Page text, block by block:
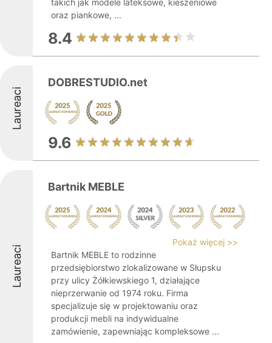
takich jak modele lateksowe, kieszeniowe
oraz piankowe, ...
8.4
Laureaci
DOBRESTUDIO.net
9.6
Laureaci
Bartnik MEBLE
Pokaż więcej >>
Bartnik MEBLE to rodzinne
przedsiębiorstwo zlokalizowane w Słupsku
przy ulicy Żółkiewskiego 1, działające
nieprzerwanie od 1974 roku. Firma
specjalizuje się w projektowaniu oraz
produkcji mebli na indywidualne
zamówienie, zapewniając kompleksowe ...